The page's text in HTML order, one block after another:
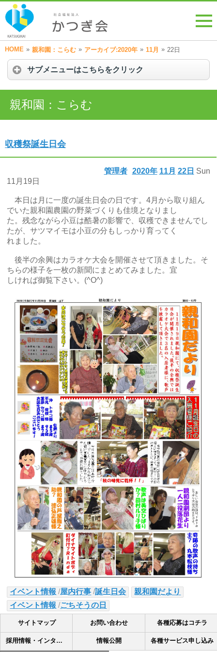
HOME » 親和園：こらむ » アーカイブ:2020年 » 11月 » 22日
サブメニューはこちらをクリック
親和園：こらむ
収穫祭誕生日会
2020年 11月 22日 Sun
管理者
11月19日
本日は月に一度の誕生日会の日です。4月から取り組ん
でいた親和園農園の野菜づくりも佳境となりまし
た。残念ながら小豆は酷暑の影響で、収穫できませんでし
たが、サツマイモは小豆の分もしっかり育ってく
れました。
後半の余興はカラオケ大会を開催させて頂きました。そ
ちらの様子を一枚の新聞にまとめてみました。宜
しければ御覧下さい。(^O^)
イベント情報 /屋内行事 /誕生日会
親和園だより
イベント情報 /ごちそうの日
サイトマップ お問い合わせ 各種応募はコチラ
採用情報・インターンシップ 情報公開 各種サービス申し込み